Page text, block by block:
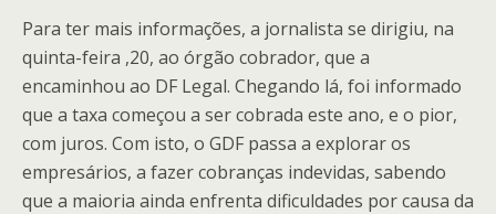
Para ter mais informações, a jornalista se dirigiu, na
quinta-feira ,20, ao órgão cobrador, que a
encaminhou ao DF Legal. Chegando lá, foi informado
que a taxa começou a ser cobrada este ano, e o pior,
com juros. Com isto, o GDF passa a explorar os
empresários, a fazer cobranças indevidas, sabendo
que a maioria ainda enfrenta dificuldades por causa da